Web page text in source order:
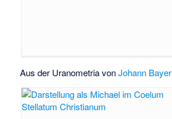
Aus der Uranometria vonJohann Bayer